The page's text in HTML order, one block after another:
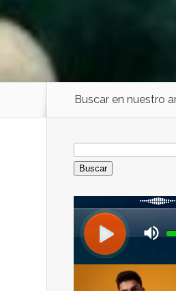
Buscar en nuestro
Buscar: